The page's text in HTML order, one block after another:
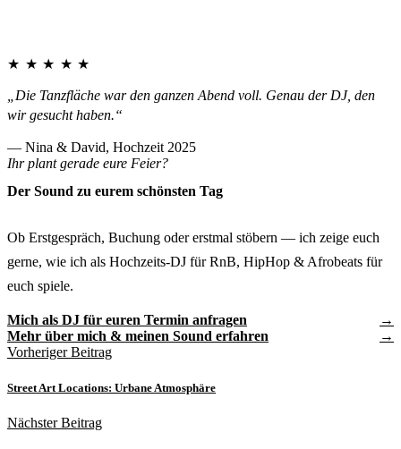
★★★★★
„Die Tanzfläche war den ganzen Abend voll. Genau der DJ, den
wir gesucht haben.“
— Nina & David, Hochzeit 2025
Ihr plant gerade eure Feier?
Der Sound zu eurem schönsten Tag
Ob Erstgespräch, Buchung oder erstmal stöbern — ich zeige euch
gerne, wie ich als Hochzeits-DJ für RnB, HipHop & Afrobeats für
euch spiele.
Mich als DJ für euren Termin anfragen
Mehr über mich & meinen Sound erfahren
Vorheriger Beitrag
Street Art Locations: Urbane Atmosphäre
Nächster Beitrag